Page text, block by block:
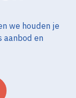
we houden je
aanbod en